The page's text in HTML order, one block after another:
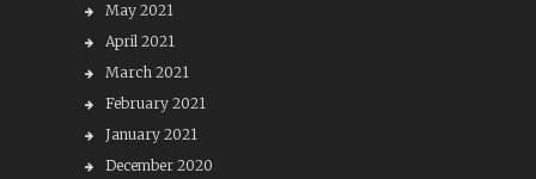
May 2021
April 2021
March 2021
February 2021
January 2021
December 2020